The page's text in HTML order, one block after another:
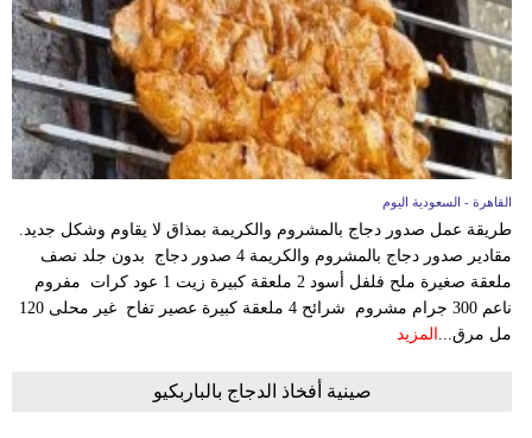
القاهرة - السعودية اليوم
طريقة عمل صدور دجاج بالمشروم والكريمة بمذاق لا يقاوم وشكل جديد.
مقادير صدور دجاج بالمشروم والكريمة 4 صدور دجاج بدون جلد نصف
ملعقة صغيرة ملح فلفل أسود 2 ملعقة كبيرة زيت 1 عود كرات مفروم
ناعم 300 جرام مشروم شرائح 4 ملعقة كبيرة عصير تفاح غير محلى 120
مل مرق...
المزيد
صينية أفخاذ الدجاج بالباربكيو